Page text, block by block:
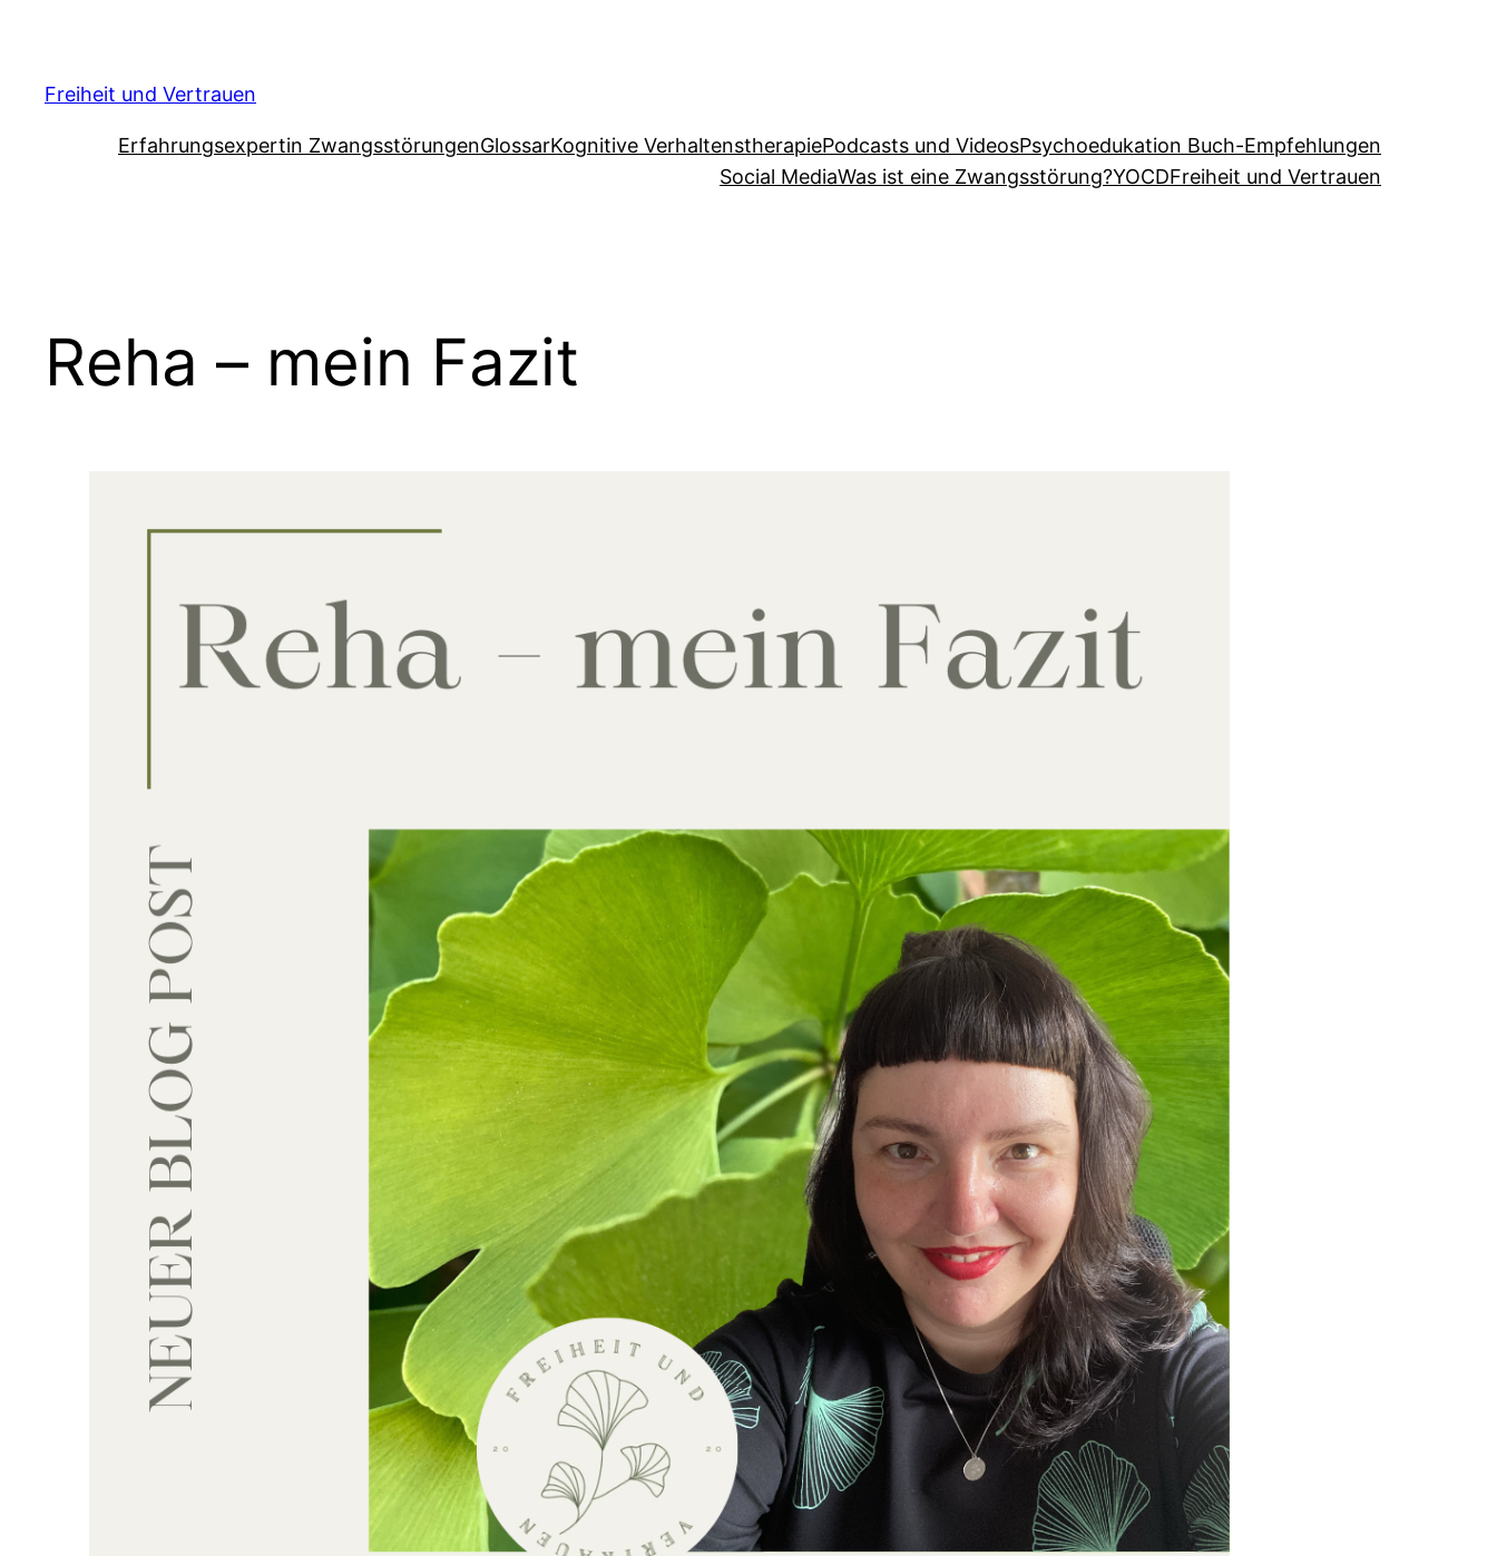
springen
Freiheit und Vertrauen
Erfahrungsexpertin ZwangsstörungenGlossarKognitive VerhaltenstherapiePodcasts und VideosPsychoedukation Buch-Empfehlungen
Social MediaWas ist eine Zwangsstörung?YOCDFreiheit und Vertrauen
Reha – mein Fazit